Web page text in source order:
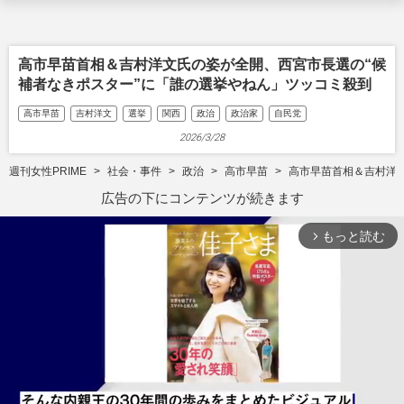
高市早苗首相＆吉村洋文氏の姿が全開、西宮市長選の“候
補者なきポスター”に「誰の選挙やねん」ツッコミ殺到
高市早苗 吉村洋文 選挙 関西 政治 政治家 自民党
2026/3/28
週刊女性PRIME 社会・事件 政治 高市早苗 高市早苗首相＆吉村洋
広告の下にコンテンツが続きます
arrow_forward_ios もっと読む